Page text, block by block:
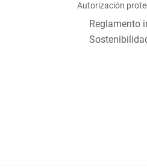
Autorización
Reglamento